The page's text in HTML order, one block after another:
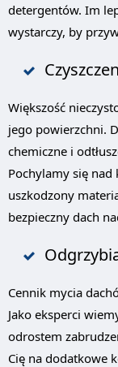
detergentów. Im
wystarczy, by
Większość
jego powierzchni.
chemiczne i
Pochylamy się
uszkodzony
bezpieczny dach
Cennik mycia
Jako eksperci
odrostem
Cię na dodatkowe